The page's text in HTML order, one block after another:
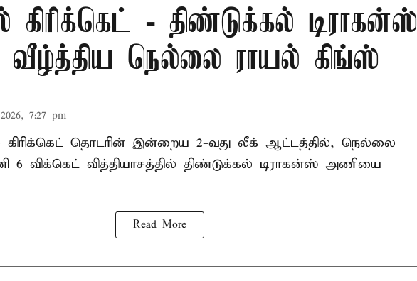
கிரிக்கெட் - திண்டுக்கல் டிராகன்ஸ்
நெல்லை ராயல் கிங்ஸ்
7:27 pm
கிரிக்கெட் தொடரின் இன்றைய 2-வது லீக் ஆட்டத்தில், நெல்லை
விக்கெட் வித்தியாசத்தில் திண்டுக்கல் டிராகன்ஸ் அணியை
Read More